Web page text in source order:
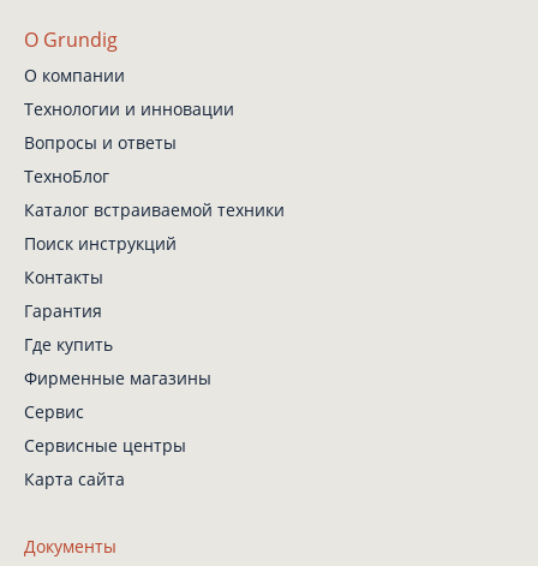
О Grundig
О компании
Технологии и инновации
Вопросы и ответы
ТехноБлог
Каталог встраиваемой техники
Поиск инструкций
Контакты
Гарантия
Где купить
Фирменные магазины
Сервис
Сервисные центры
Карта сайта
Документы